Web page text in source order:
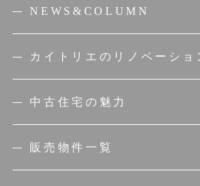
NEWS&COLUMN
カイトリエのリノベーショ
中古住宅の魅力
販売物件一覧